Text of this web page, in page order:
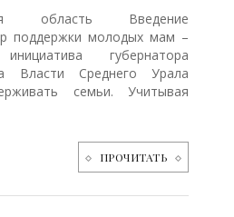
область Введение
поддержки молодых мам –
губернатора
Власти Среднего Урала
семьи. Учитывая
ПРОЧИТАТЬ